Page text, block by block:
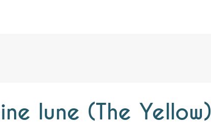
lune (The Yellow)